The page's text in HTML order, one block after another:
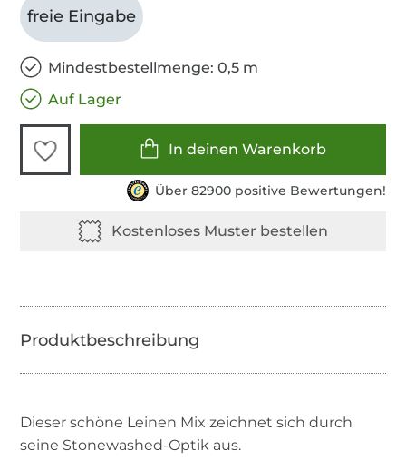
freie Eingabe
Mindestbestellmenge: 0,5 m
Auf Lager
In deinen Warenkorb
Über 82900 positive Bewertungen!
Dieser schöne Leinen Mix zeichnet sich durch
seine Stonewashed-Optik aus.